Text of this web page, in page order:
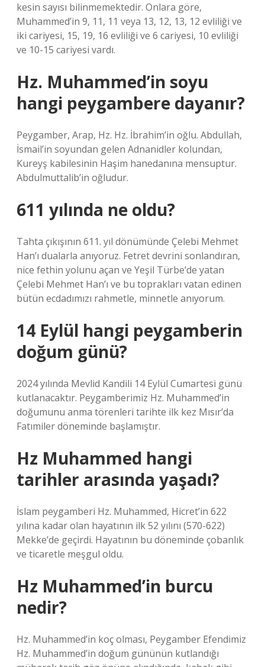
kesin sayısı bilinmemektedir. Onlara göre,
Muhammed’in 9, 11, 11 veya 13, 12, 13, 12 evliliği ve
iki cariyesi, 15, 19, 16 evliliği ve 6 cariyesi, 10 evliliği
ve 10-15 cariyesi vardı.
Hz. Muhammed’in soyu
hangi peygambere dayanır?
Peygamber, Arap, Hz. Hz. İbrahim’in oğlu. Abdullah,
İsmail’in soyundan gelen Adnanidler kolundan,
Kureyş kabilesinin Haşim hanedanına mensuptur.
Abdulmuttalib’in oğludur.
611 yılında ne oldu?
Tahta çıkışının 611. yıl dönümünde Çelebi Mehmet
Han’ı dualarla anıyoruz. Fetret devrini sonlandıran,
nice fethin yolunu açan ve Yeşil Türbe’de yatan
Çelebi Mehmet Han’ı ve bu toprakları vatan edinen
bütün ecdadımızı rahmetle, minnetle anıyorum.
14 Eylül hangi peygamberin
doğum günü?
2024 yılında Mevlid Kandili 14 Eylül Cumartesi günü
kutlanacaktır. Peygamberimiz Hz. Muhammed’in
doğumunu anma törenleri tarihte ilk kez Mısır’da
Fatımiler döneminde başlamıştır.
Hz Muhammed hangi
tarihler arasında yaşadı?
İslam peygamberi Hz. Muhammed, Hicret’in 622
yılına kadar olan hayatının ilk 52 yılını (570-622)
Mekke’de geçirdi. Hayatının bu döneminde çobanlık
ve ticaretle meşgul oldu.
Hz Muhammed’in burcu
nedir?
Hz. Muhammed’in koç olması, Peygamber Efendimiz
Hz. Muhammed’in doğum gününün kutlandığı